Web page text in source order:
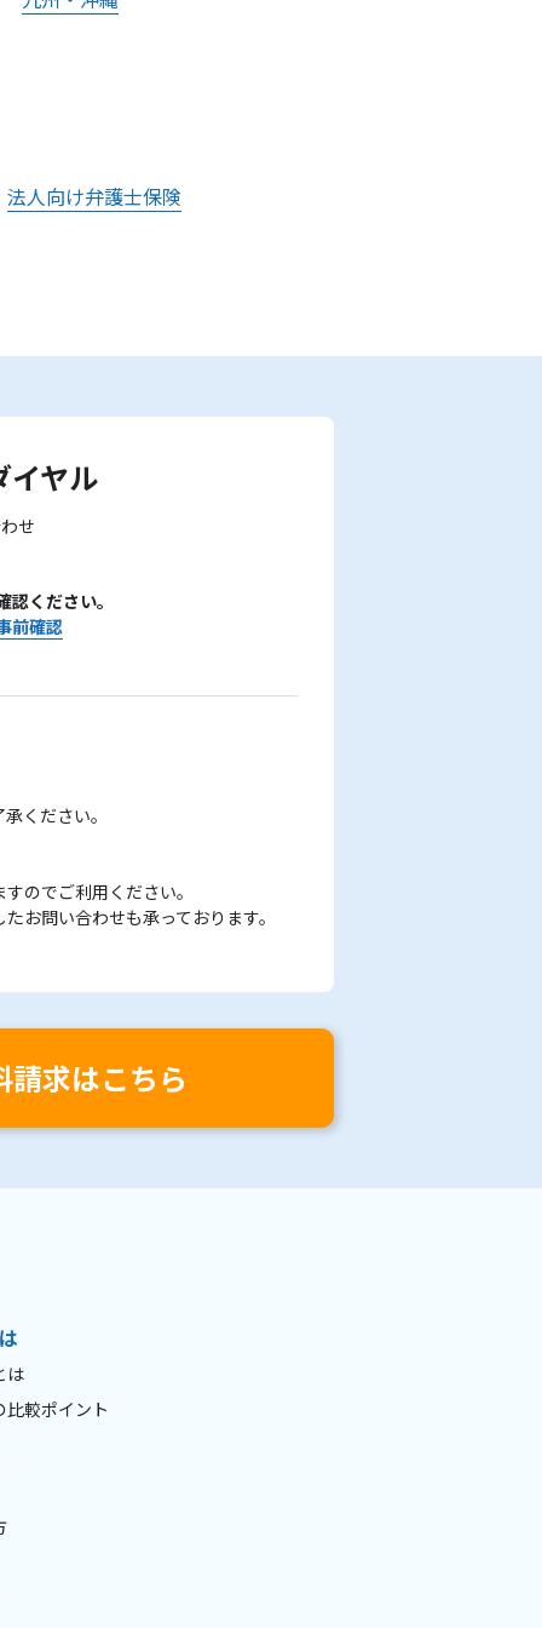
法人向け弁護士保険
イヤル
せ
ください。
前確認
ください。
のでご利用ください。
お問い合わせも承っております。
請求はこちら
は
較ポイント